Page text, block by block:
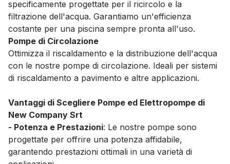
specificamente progettate per il ricircolo e la
filtrazione dell'acqua. Garantiamo un'efficienza
costante per una piscina sempre pronta all'uso.
Pompe di Circolazione
Ottimizza il riscaldamento e la distribuzione dell'acqua
con le nostre pompe di circolazione. Ideali per sistemi
di riscaldamento a pavimento e altre applicazioni.
Vantaggi di Scegliere Pompe ed Elettropompe di
New Company Srt
- Potenza e Prestazioni: Le nostre pompe sono
progettate per offrire una potenza affidabile,
garantendo prestazioni ottimali in una varietà di